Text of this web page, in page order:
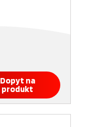
Dopyt na
produkt